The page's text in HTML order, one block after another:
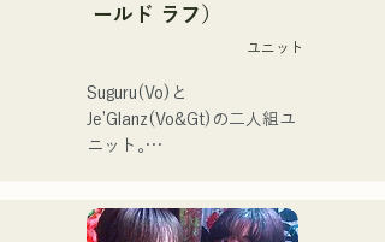
園で行われていた「ファン
き、ハルノウタがとてもよ
い！と感想をいただきおす
すめした。
ールド ラフ）
ユニット
Suguru(Vo)と
Je’Glanz(Vo&Gt)の二人組ユ
ニット｡
力的に活動中｡